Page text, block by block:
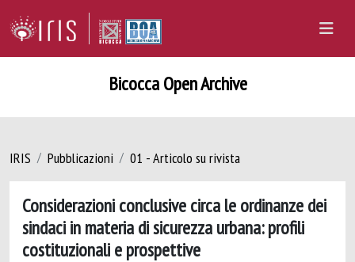
Bicocca Open Archive
IRIS Pubblicazioni 01 - Articolo su rivista
Considerazioni conclusive circa le ordinanze dei
sindaci in materia di sicurezza urbana: profili
costituzionali e prospettive